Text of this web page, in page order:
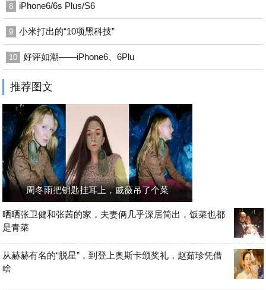
8 iPhone6/6s Plus/S6
9 小米打出的“10项黑科技”
10 好评如潮——iPhone6、6Plu
推荐图文
周冬雨把钥匙挂耳上，戚薇吊了个菜
晒晒张卫健和张茜的家，夫妻俩几乎深居简出，饭菜也都
是青菜
从赫赫有名的“脱星”，到登上奥斯卡颁奖礼，赵茹珍凭借
啥